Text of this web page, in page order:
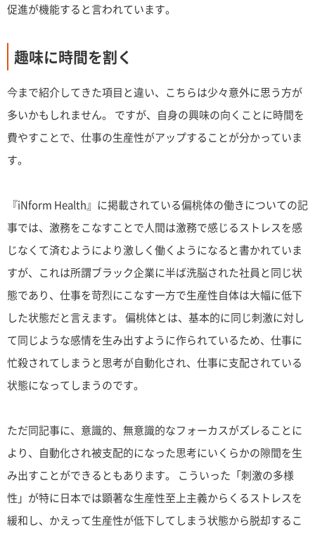
促進が機能すると言われています。
趣味に時間を割く
今まで紹介してきた項目と違い、こちらは少々意外に思う方が
多いかもしれません。 ですが、自身の興味の向くことに時間を
費やすことで、仕事の生産性がアップすることが分かっていま
す。
『iNform Health』に掲載されている偏桃体の働きについての記
事では、激務をこなすことで人間は激務で感じるストレスを感
じなくて済むようにより激しく働くようになると書かれていま
すが、これは所謂ブラック企業に半ば洗脳された社員と同じ状
態であり、仕事を苛烈にこなす一方で生産性自体は大幅に低下
した状態だと言えます。 偏桃体とは、基本的に同じ刺激に対し
て同じような感情を生み出すように作られているため、仕事に
忙殺されてしまうと思考が自動化され、仕事に支配されている
状態になってしまうのです。
ただ同記事に、意識的、無意識的なフォーカスがズレることに
より、自動化され被支配的になった思考にいくらかの隙間を生
み出すことができるともあります。 こういった「刺激の多様
性」が特に日本では顕著な生産性至上主義からくるストレスを
緩和し、かえって生産性が低下してしまう状態から脱却するこ